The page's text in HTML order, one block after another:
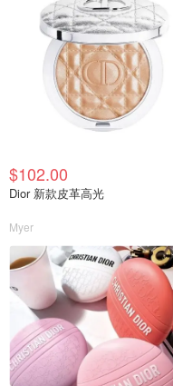
$102.00
Dior 新款皮革高光
Myer